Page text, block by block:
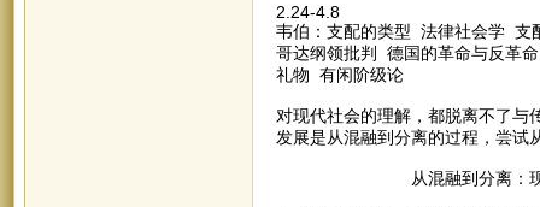
2.24-4.8
韦伯：支配的类型 法律社会学 支
哥达纲领批判 德国的革命与反革
礼物 有闲阶级论
对现代社会的理解，都脱离不了与
发展是从混融到分离的过程，尝试
从混融到分离：现代生